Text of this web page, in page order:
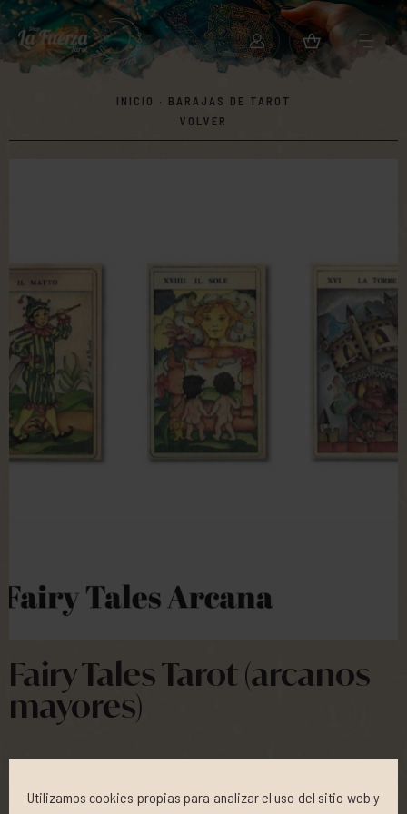
Utilizamos cookies propias para analizar el uso del sitio web y
INICIO · BARAJAS DE TAROT
VOLVER
Fairy Tales Tarot (arcanos
mayores)